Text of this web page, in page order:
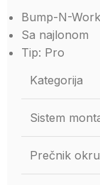
Bump-N-Work
Sa najlonom
Tip: Pro
Kategorija
Sistem
Prečnik